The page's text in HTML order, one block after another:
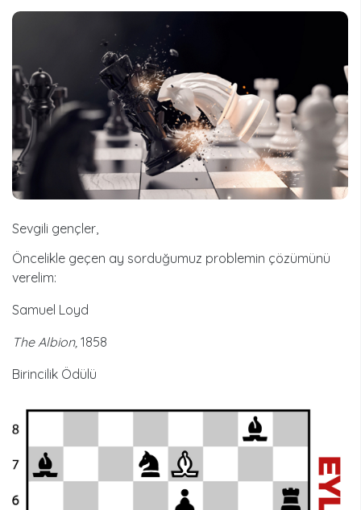
Sevgili gençler,
Öncelikle geçen ay sorduğumuz problemin çözümünü
verelim:
Samuel Loyd
The Albion, 1858
Birincilik Ödülü